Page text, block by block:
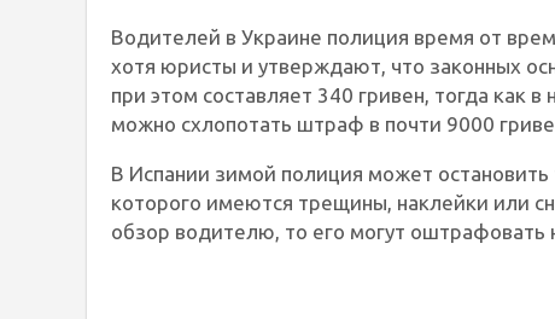
Водителей в Украине полиция время от
хотя юристы и утверждают, что законных
при этом составляет 340 гривен, тогда как
можно схлопотать штраф в почти 9000
В Испании зимой полиция может
которого имеются трещины, наклейки или
обзор водителю, то его могут оштрафовать